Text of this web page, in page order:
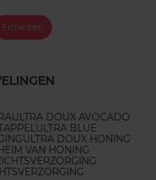
Fiche zien
ULTRA DOUX AVOCADO
ULTRA BLUE
ULTRA DOUX HONING
VAN HONING